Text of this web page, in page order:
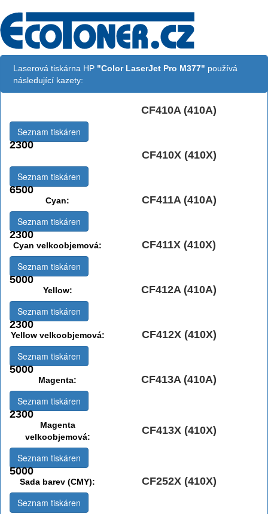
Laserová tiskárna HP "Color LaserJet Pro M377" používá
následující kazety:
CF410A (410A)
2300
Seznam tiskáren
CF410X (410X)
6500
Seznam tiskáren
Cyan: CF411A (410A)
2300
Seznam tiskáren
Cyan velkoobjemová: CF411X (410X)
5000
Seznam tiskáren
Yellow: CF412A (410A)
2300
Seznam tiskáren
Yellow velkoobjemová: CF412X (410X)
5000
Seznam tiskáren
Magenta: CF413A (410A)
2300
Seznam tiskáren
Magenta
velkoobjemová:
CF413X (410X)
5000
Seznam tiskáren
Sada barev (CMY):
CF252X (410X)
Seznam tiskáren